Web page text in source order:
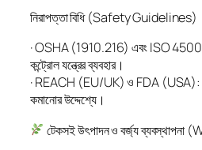
নিরাপত্তা বিধি (Safety Guidelines)
· OSHA (1910.216) এবং ISO 45001:
কন্ট্রোল যন্ত্রের ব্যবহার।
· REACH (EU/UK) ও FDA (USA):
কমানোর উদ্দেশ্যে।
টেকসই উৎপাদন ও বর্জ্য